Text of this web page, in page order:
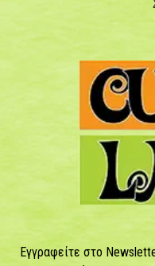
Εγγραφείτε στο